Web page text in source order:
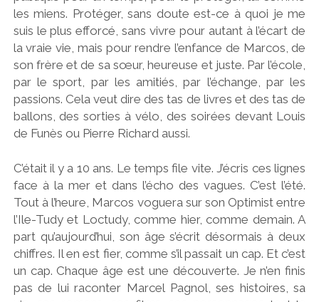
les miens. Protéger, sans doute est-ce à quoi je me
suis le plus efforcé, sans vivre pour autant à l’écart de
la vraie vie, mais pour rendre l’enfance de Marcos, de
son frère et de sa sœur, heureuse et juste. Par l’école,
par le sport, par les amitiés, par l’échange, par les
passions. Cela veut dire des tas de livres et des tas de
ballons, des sorties à vélo, des soirées devant Louis
de Funès ou Pierre Richard aussi.
C’était il y a 10 ans. Le temps file vite. J’écris ces lignes
face à la mer et dans l’écho des vagues. C’est l’été.
Tout à l’heure, Marcos voguera sur son Optimist entre
l’Ile-Tudy et Loctudy, comme hier, comme demain. A
part qu’aujourd’hui, son âge s’écrit désormais à deux
chiffres. Il en est fier, comme s’il passait un cap. Et c’est
un cap. Chaque âge est une découverte. Je n’en finis
pas de lui raconter Marcel Pagnol, ses histoires, sa